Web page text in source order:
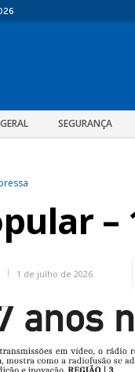
GERAL SEGURANÇA
–
1 de julho de 2026